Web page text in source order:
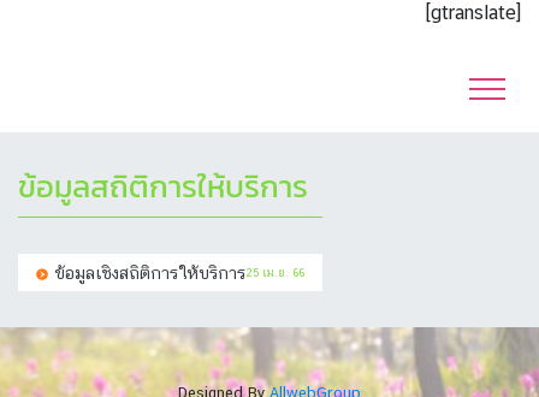
[gtranslate]
ข้อมูลสถิติการให้บริการ
ข้อมูลเชิงสถิติการให้บริการ25 เม.ย. 66
Designed ByAllwebGroup